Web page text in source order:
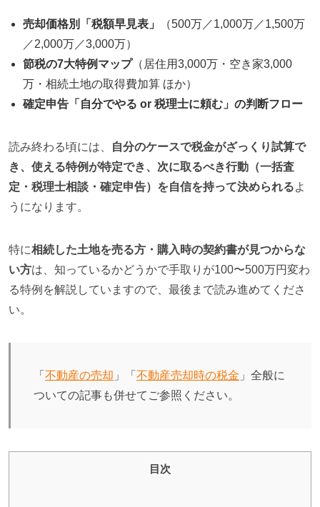
売却価格別「税額早見表」
（500万／1,000万／1,500万
／2,000万／3,000万）
節税の7大特例マップ（居住用3,000万・空き家3,000
万・相続土地の取得費加算 ほか）
確定申告「自分でやる or 税理士に頼む」の判断フロー
読み終わる頃には、
自分のケースで税金がざっくり試算で
き、使える特例が特定でき、次に取るべき行動（一括査
定・税理士相談・確定申告）を自信を持って決められるよ
うになります。
特に相続した土地を売る方・購入時の契約書が見つからな
い方は、知っているかどうかで手取りが100〜500万円変わ
る特例を解説していますので、最後まで読み進めてくださ
い。
「 不動産の売却 」「 不動産売却時の税金 」全般に
ついての記事も併せてご参照ください。
目次